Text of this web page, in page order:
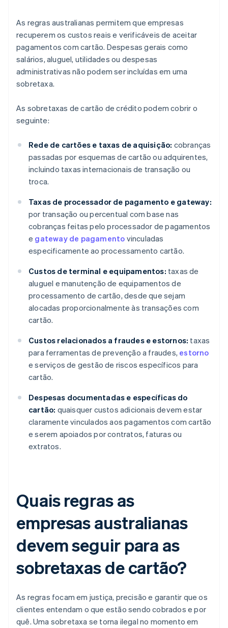
As regras australianas permitem que empresas
recuperem os custos reais e verificáveis de aceitar
pagamentos com cartão. Despesas gerais como
salários, aluguel, utilidades ou despesas
administrativas não podem ser incluídas em uma
sobretaxa.
As sobretaxas de cartão de crédito podem cobrir o
seguinte:
Rede de cartões e taxas de aquisição: cobranças
passadas por esquemas de cartão ou adquirentes,
incluindo taxas internacionais de transação ou
troca.
Taxas de processador de pagamento e gateway:
por transação ou percentual com base nas
cobranças feitas pelo processador de pagamentos
e gateway de pagamento vinculadas
especificamente ao processamento cartão.
Custos de terminal e equipamentos: taxas de
aluguel e manutenção de equipamentos de
processamento de cartão, desde que sejam
alocadas proporcionalmente às transações com
cartão.
Custos relacionados a fraudes e estornos: taxas
para ferramentas de prevenção a fraudes, estorno
e serviços de gestão de riscos específicos para
cartão.
Despesas documentadas e específicas do
cartão: quaisquer custos adicionais devem estar
claramente vinculados aos pagamentos com cartão
e serem apoiados por contratos, faturas ou
extratos.
Quais regras as
empresas australianas
devem seguir para as
sobretaxas de cartão?
As regras focam em justiça, precisão e garantir que os
clientes entendam o que estão sendo cobrados e por
quê. Uma sobretaxa se torna ilegal no momento em